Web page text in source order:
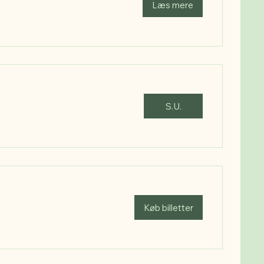
Læs mere
S.U.
Køb billetter